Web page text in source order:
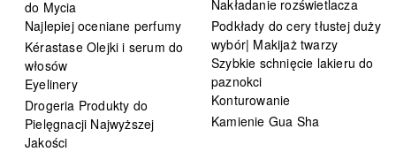
do Mycia
Najlepiej oceniane perfumy
Kérastase Olejki i serum do
włosów
Eyelinery
Drogeria Produkty do
Pielęgnacji Najwyższej
Jakości
Nakładanie rozświetlacza
Podkłady do cery tłustej duży
wybór| Makijaż twarzy
Szybkie schnięcie lakieru do
paznokci
Konturowanie
Kamienie Gua Sha